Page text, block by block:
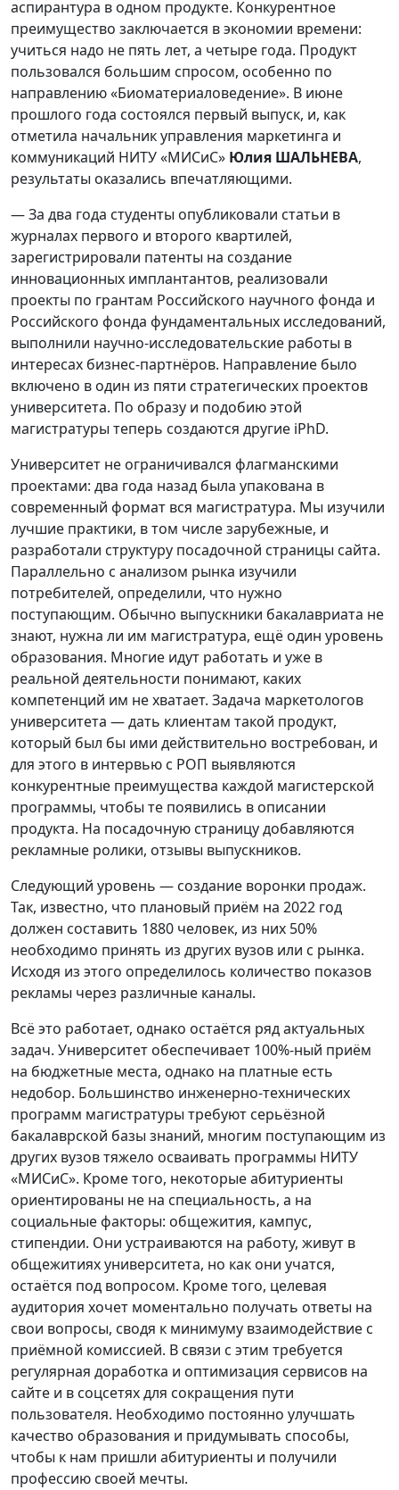
аспирантура в одном продукте. Конкурентное
преимущество заключается в экономии времени:
учиться надо не пять лет, а четыре года. Продукт
пользовался большим спросом, особенно по
направлению «Биоматериаловедение». В июне
прошлого года состоялся первый выпуск, и, как
отметила начальник управления маркетинга и
коммуникаций НИТУ «МИСиС» Юлия ШАЛЬНЕВА,
результаты оказались впечатляющими.
— За два года студенты опубликовали статьи в
журналах первого и второго квартилей,
зарегистрировали патенты на создание
инновационных имплантантов, реализовали
проекты по грантам Российского научного фонда и
Российского фонда фундаментальных исследований,
выполнили научно-исследовательские работы в
интересах бизнес-партнёров. Направление было
включено в один из пяти стратегических проектов
университета. По образу и подобию этой
магистратуры теперь создаются другие iPhD.
Университет не ограничивался флагманскими
проектами: два года назад была упакована в
современный формат вся магистратура. Мы изучили
лучшие практики, в том числе зарубежные, и
разработали структуру посадочной страницы сайта.
Параллельно с анализом рынка изучили
потребителей, определили, что нужно
поступающим. Обычно выпускники бакалавриата не
знают, нужна ли им магистратура, ещё один уровень
образования. Многие идут работать и уже в
реальной деятельности понимают, каких
компетенций им не хватает. Задача маркетологов
университета — дать клиентам такой продукт,
который был бы ими действительно востребован, и
для этого в интервью с РОП выявляются
конкурентные преимущества каждой магистерской
программы, чтобы те появились в описании
продукта. На посадочную страницу добавляются
рекламные ролики, отзывы выпускников.
Следующий уровень — создание воронки продаж.
Так, известно, что плановый приём на 2022 год
должен составить 1880 человек, из них 50%
необходимо принять из других вузов или с рынка.
Исходя из этого определилось количество показов
рекламы через различные каналы.
Всё это работает, однако остаётся ряд актуальных
задач. Университет обеспечивает 100%-ный приём
на бюджетные места, однако на платные есть
недобор. Большинство инженерно-технических
программ магистратуры требуют серьёзной
бакалаврской базы знаний, многим поступающим из
других вузов тяжело осваивать программы НИТУ
«МИСиС». Кроме того, некоторые абитуриенты
ориентированы не на специальность, а на
социальные факторы: общежития, кампус,
стипендии. Они устраиваются на работу, живут в
общежитиях университета, но как они учатся,
остаётся под вопросом. Кроме того, целевая
аудитория хочет моментально получать ответы на
свои вопросы, сводя к минимуму взаимодействие с
приёмной комиссией. В связи с этим требуется
регулярная доработка и оптимизация сервисов на
сайте и в соцсетях для сокращения пути
пользователя. Необходимо постоянно улучшать
качество образования и придумывать способы,
чтобы к нам пришли абитуриенты и получили
профессию своей мечты.